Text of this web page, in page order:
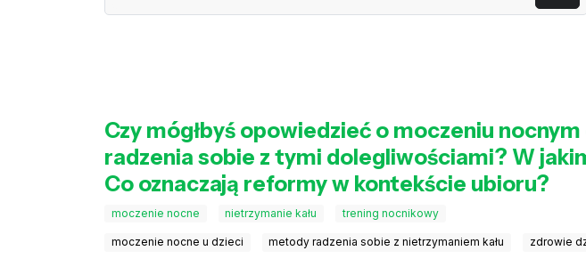
Czy mógłbyś opowiedzieć o moczeniu
radzenia sobie z tymi dolegliwościami? W
Co oznaczają reformy w kontekście ubioru?
moczenie nocne nietrzymanie kału trening nocnikowy
moczenie nocne u dzieci metody radzenia sobie z nietrzymaniem kału zdrowie